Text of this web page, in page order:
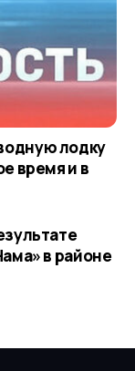
лодку
время и в
в районе